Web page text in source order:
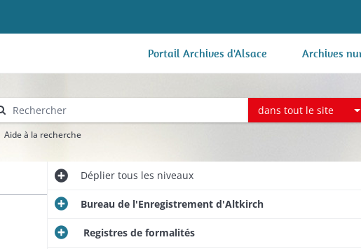
Portail Archives d'Alsace Archives
dans tout le site
Aide à la recherche
Dépliertous les niveaux
Bureau de l'Enregistrement d'Altkirch
Registres de formalités